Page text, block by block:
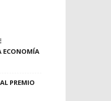
ECONOMÍA
PREMIO